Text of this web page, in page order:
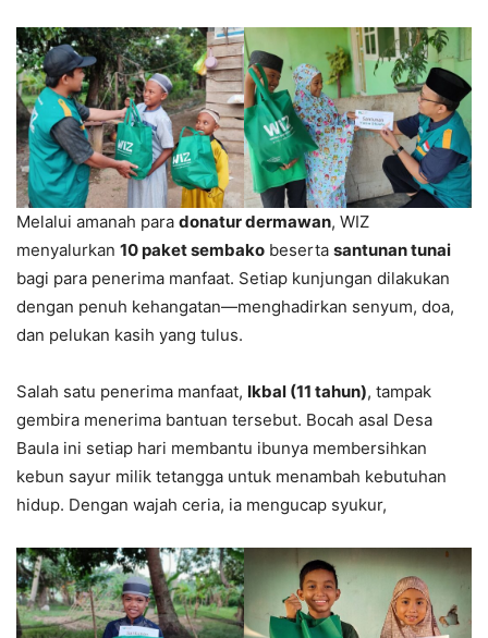
Melalui amanah para donatur dermawan, WIZ
menyalurkan 10 paket sembako beserta santunan tunai
bagi para penerima manfaat. Setiap kunjungan dilakukan
dengan penuh kehangatan—menghadirkan senyum, doa,
dan pelukan kasih yang tulus.
Salah satu penerima manfaat, Ikbal (11 tahun), tampak
gembira menerima bantuan tersebut. Bocah asal Desa
Baula ini setiap hari membantu ibunya membersihkan
kebun sayur milik tetangga untuk menambah kebutuhan
hidup. Dengan wajah ceria, ia mengucap syukur,